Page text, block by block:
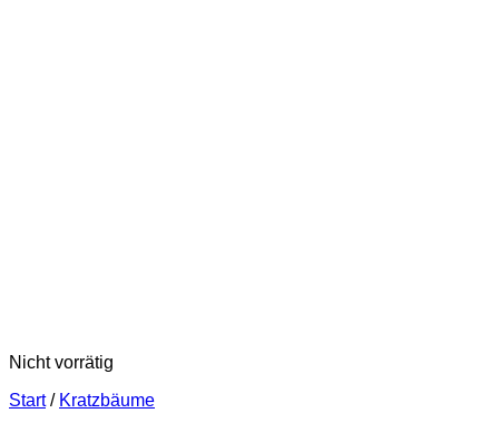
Nicht vorrätig
Start / Kratzbäume